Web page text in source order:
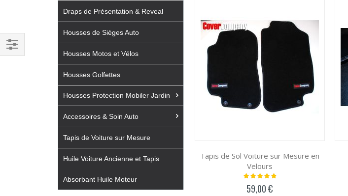
Tapis de Sol Voiture sur Mesure en
Velours
Notation:
59,00 €
Draps de Présentation & Reveal
Housses de Sièges Auto
Housses Motos et Vélos
Housses Golfettes
Housses Protection Mobiler Jardin
Accessoires & Soin Auto
Tapis de Voiture sur Mesure
Huile Voiture Ancienne et Tapis
Absorbant Huile Moteur
Filtrer